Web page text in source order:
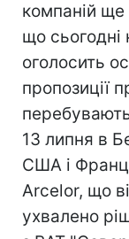
компаній ще
що сьогодні
оголосить
пропозиції
13 липня в
США і
Arcelor, що
ухвалено